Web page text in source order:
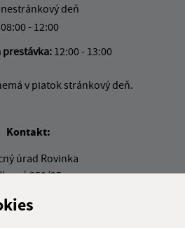
nestránkový deň
08:00 - 12:00
prestávka: 12:00 - 13:00
v piatok stránkový deň.
Kontakt:
úrad Rovinka
350/95